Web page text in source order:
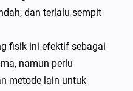
dan terlalu sempit
fisik ini efektif sebagai
namun perlu
metode lain untuk